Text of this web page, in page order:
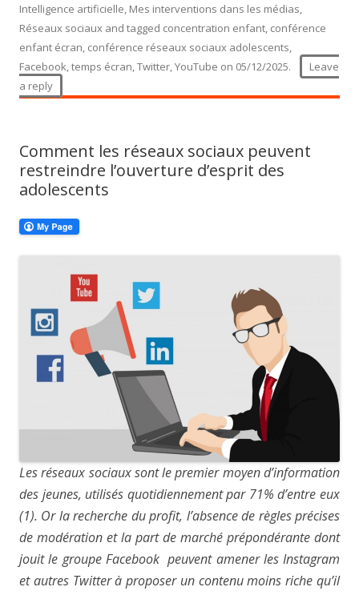
Intelligence artificielle, Mes interventions dans les médias,
Réseaux sociaux and tagged concentration enfant, conférence
enfant écran, conférence réseaux sociaux adolescents,
Facebook,temps écran,Twitter,YouTube on 05/12/2025.
Leave
a reply
Comment les réseaux sociaux peuvent
restreindre l’ouverture d’esprit des
adolescents
Les réseaux sociaux sont le premier moyen d’information
des jeunes, utilisés quotidiennement par 71% d’entre eux
(1). Or la recherche du profit, l’absence de règles précises
de modération et la part de marché prépondérante dont
jouit le groupe Facebook peuvent amener les Instagram
et autres Twitter à proposer un contenu moins riche qu’il